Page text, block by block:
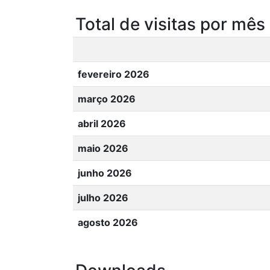
Total de visitas por mês
fevereiro 2026
março 2026
abril 2026
maio 2026
junho 2026
julho 2026
agosto 2026